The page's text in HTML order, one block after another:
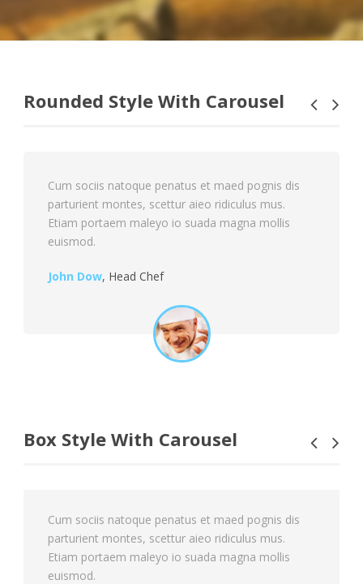
Rounded Style With Carousel
Cum sociis natoque penatus et maed pognis dis
parturient montes, scettur aieo ridiculus mus.
Etiam portaem maleyo io suada magna mollis
euismod.
John Dow, Head Chef
Box Style With Carousel
Cum sociis natoque penatus et maed pognis dis
parturient montes, scettur aieo ridiculus mus.
Etiam portaem maleyo io suada magna mollis
euismod.